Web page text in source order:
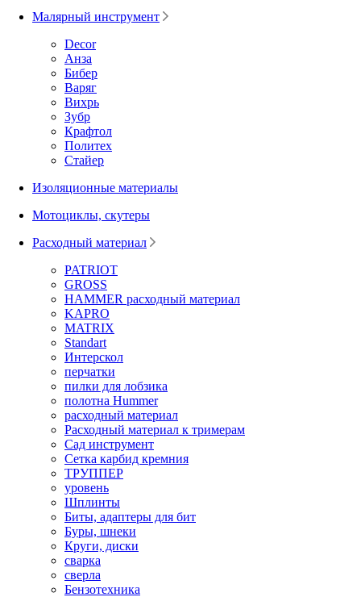
Малярный инструмент
Decor
Анза
Бибер
Варяг
Вихрь
Зубр
Крафтол
Политех
Стайер
Изоляционные материалы
Мотоциклы, скутеры
Расходный материал
PATRIOT
GROSS
HAMMER расходный материал
KAPRO
MATRIX
Standart
Интерскол
перчатки
пилки для лобзика
полотна Hummer
расходный материал
Расходный материал к тримерам
Сад инструмент
Сетка карбид кремния
ТРУППЕР
уровень
Шплинты
Биты, адаптеры для бит
Буры, шнеки
Круги, диски
сварка
сверла
Бензотехника